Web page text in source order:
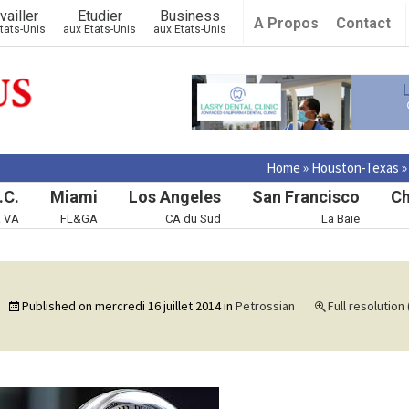
Unis
Etudier
aux Etats-Unis
Business
aux Etats-Unis A Propos Contact
Home » Houston-Texas »
VA
Miami
FL&GA
Los Angeles
CA du Sud
San Francisco
La Baie
Published on mercredi 16 juillet 2014in Petrossian Full resolution